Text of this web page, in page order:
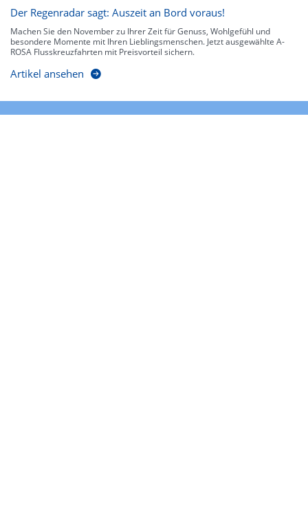
Der Regenradar sagt: Auszeit an Bord voraus!
Machen Sie den November zu Ihrer Zeit für Genuss, Wohlgefühl und
besondere Momente mit Ihren Lieblingsmenschen. Jetzt ausgewählte A-
ROSA Flusskreuzfahrten mit Preisvorteil sichern.
Artikel ansehen